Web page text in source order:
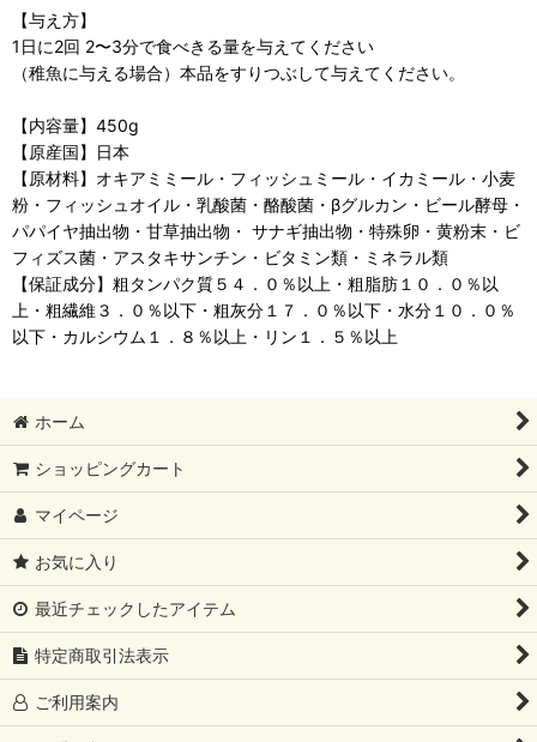
【与え方】
1日に2回 2〜3分で食べきる量を与えてください
（稚魚に与える場合）本品をすりつぶして与えてください。
【内容量】450g
【原産国】日本
【原材料】オキアミミール・フィッシュミール・イカミール・小麦
粉・フィッシュオイル・乳酸菌・酪酸菌・βグルカン・ビール酵母・
パパイヤ抽出物・甘草抽出物・ サナギ抽出物・特殊卵・黄粉末・ビ
フィズス菌・アスタキサンチン・ビタミン類・ミネラル類
【保証成分】粗タンパク質５４．０％以上・粗脂肪１０．０％以
上・粗繊維３．０％以下・粗灰分１７．０％以下・水分１０．０％
以下・カルシウム１．８％以上・リン１．５％以上
ホーム
ショッピングカート
マイページ
お気に入り
最近チェックしたアイテム
特定商取引法表示
ご利用案内